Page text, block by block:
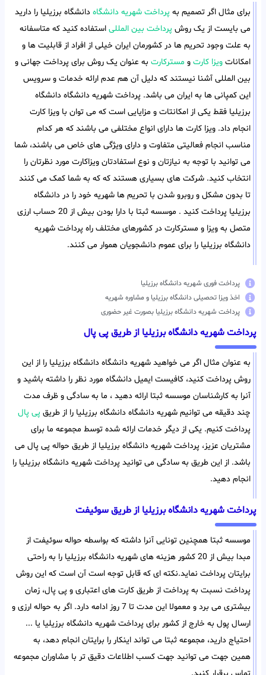
برای مثال اگر تصمیم به پرداخت شهریه دانشگاه دانشگاه برزیلیا را دارید
می بایست از یک روش پرداخت بین المللی استفاده کنید که متاسفانه
به علت وجود تحریم ها در کشورمان ایران خیلی از افراد از قابلیت ها و
امکانات ویزا کارت و مسترکارت به عنوان یک روش برای پرداخت جهانی و
بین المللی آشنا نیستند که دلیل آن هم عدم ارائه خدمات و سرویس
این کمپانی ها به ایران می باشد. پرداخت شهریه دانشگاه دانشگاه
برزیلیا فقط یکی از امکانتات و مزایایی است که می توان با ویزا کارت
انجام داد. ویزا کارت ها دارای انواع مختلفی می باشند که هر کدام
مناسب انجام فعالیتی متفاوت و دارای ویژگی های خاص می باشند، شما
می توانید با توجه به نیازتان و نوع استفادتان ویزاکارت مورد نظرتان را
انتخاب کنید. شرکت های بسیاری هستند که که به شما کمک می کنند
تا بدون مشکل و روبرو شدن با تحریم ها شهریه خود را در دانشگاه
برزیلیا پرداخت کنید . موسسه ثبتا با دارا بودن بیش از 20 حساب ارزی
متصل به ویزا و مسترکارت در کشورهای مختلف راه پرداخت شهریه
دانشگاه برزیلیا را برای عموم دانشجویان هموار می کنند.
پرداخت فوری شهریه دانشگاه برزیلیا
اخذ ویزا تحصیلی دانشگاه برزیلیا و مشاوره شهریه
پرداخت شهریه دانشگاه برزیلیا بصورت غیر حضوری
پرداخت شهریه دانشگاه برزیلیا از طریق پی پال
به عنوان مثال اگر می خواهید شهریه دانشگاه دانشگاه برزیلیا را از این
روش پرداخت کنید، کافیست ایمیل دانشگاه مورد نظر را داشته باشید و
آنرا به کارشناسان موسسه ثبتا ارائه دهید ، ما به سادگی و ظرف مدت
چند دقیقه می توانیم شهریه دانشگاه دانشگاه برزیلیا را از طریق پی پال
پرداخت کنیم. یکی از دیگر خدمات ارائه شده توسط مجموعه ما برای
مشتریان عزیز، پرداخت شهریه دانشگاه برزیلیا از طریق حواله پی پال می
باشد. از این طریق به سادگی می توانید پرداخت شهریه دانشگاه برزیلیا را
انجام دهید.
پرداخت شهریه دانشگاه برزیلیا از طریق سوئیفت
موسسه ثبتا همچنین تونایی آنرا داشته که بواسطه حواله سوئیفت از
مبدا بیش از 20 کشور هزینه های شهریه دانشگاه برزیلیا را به راحتی
برایتان پرداخت نماید.نکته ای که قابل توجه است آن است که این روش
پرداخت نسبت به پرداخت از طریق کارت های اعتباری و پی پال، زمان
بیشتری می برد و معمولا این مدت تا 7 روز ادامه دارد. اگر به حواله ارزی و
ارسال پول به خارج از کشور برای پرداخت شهریه دانشگاه برزیلیا یا ...
احتیاج دارید، مجموعه ثبتا می تواند اینکار را برایتان انجام دهد، به
همین جهت می توانید جهت کسب اطلاعات دقیق تر با مشاوران مجموعه